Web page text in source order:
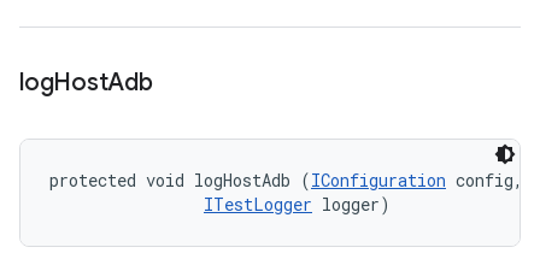
logHostAdb
protected void logHostAdb (IConfiguration config,
ITestLogger logger)